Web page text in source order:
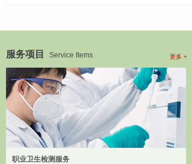
服务项目 Service Items 更多 +
职业卫生检测服务